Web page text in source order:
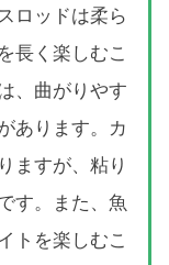
ロッドは柔ら
長く楽しむこ
、曲がりやす
あります。カ
ますが、粘り
す。また、魚
トを楽しむこ